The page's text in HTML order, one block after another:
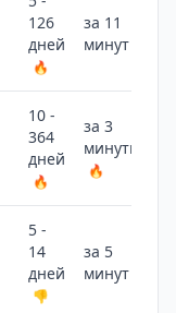
126
дней
🔥
за 11
минут
10 -
364
дней
🔥
за 3
минуты
🔥
5 -
14
дней
👎
за 5
минут